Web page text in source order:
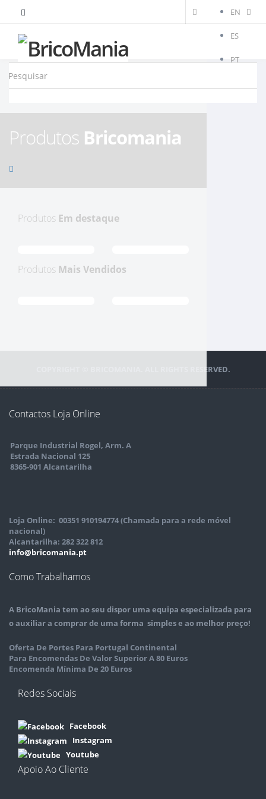
EN
ES
PT
Produtos Bricomania
Produtos Em destaque
Produtos Mais Vendidos
COPYRIGHT © BRICOMANIA. ALL RIGHTS RESERVED.
Contactos Loja Online
Parque Industrial Rogel, Arm. A
Estrada Nacional 125
8365-901 Alcantarilha
Loja Online: 00351 910194774 (Chamada para a rede móvel
nacional)
Alcantarilha: 282 322 812
info@bricomania.pt
Como Trabalhamos
A BricoMania tem ao seu dispor uma equipa especializada para
o auxiliar a comprar de uma forma simples e ao melhor preço!
Oferta De Portes Para Portugal Continental
Para Encomendas De Valor Superior A 80 Euros
Encomenda Mínima De 20 Euros
Redes Sociais
Facebook
Instagram
Youtube
Apoio Ao Cliente